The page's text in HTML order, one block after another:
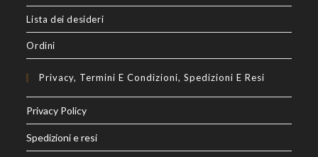
Lista dei desideri
Ordini
Privacy, Termini E Condizioni, Spedizioni E Resi
Privacy Policy
Spedizioni e resi